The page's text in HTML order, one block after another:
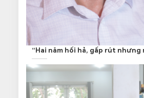
“Hai năm hối hả, gấp rút nhưng